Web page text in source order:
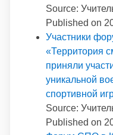
Source:
Published on
Участники
«Территория
приняли
уникальной
спортивной
Source:
Published on